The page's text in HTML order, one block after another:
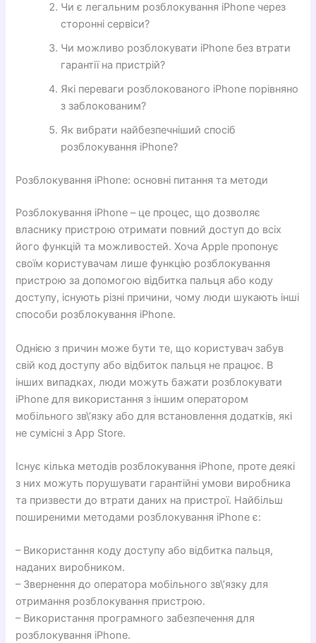
Чи є легальним розблокування iPhone через
сторонні сервіси?
Чи можливо розблокувати iPhone без втрати
гарантії на пристрій?
Які переваги розблокованого iPhone порівняно
з заблокованим?
Як вибрати найбезпечніший спосіб
розблокування iPhone?
Розблокування iPhone: основні питання та методи
Розблокування iPhone – це процес, що дозволяє
власнику пристрою отримати повний доступ до всіх
його функцій та можливостей. Хоча Apple пропонує
своїм користувачам лише функцію розблокування
пристрою за допомогою відбитка пальця або коду
доступу, існують різні причини, чому люди шукають інші
способи розблокування iPhone.
Однією з причин може бути те, що користувач забув
свій код доступу або відбиток пальця не працює. В
інших випадках, люди можуть бажати розблокувати
iPhone для використання з іншим оператором
мобільного зв\’язку або для встановлення додатків, які
не сумісні з App Store.
Існує кілька методів розблокування iPhone, проте деякі
з них можуть порушувати гарантійні умови виробника
та призвести до втрати даних на пристрої. Найбільш
поширеними методами розблокування iPhone є:
– Використання коду доступу або відбитка пальця,
наданих виробником.
– Звернення до оператора мобільного зв\’язку для
отримання розблокування пристрою.
– Використання програмного забезпечення для
розблокування iPhone.